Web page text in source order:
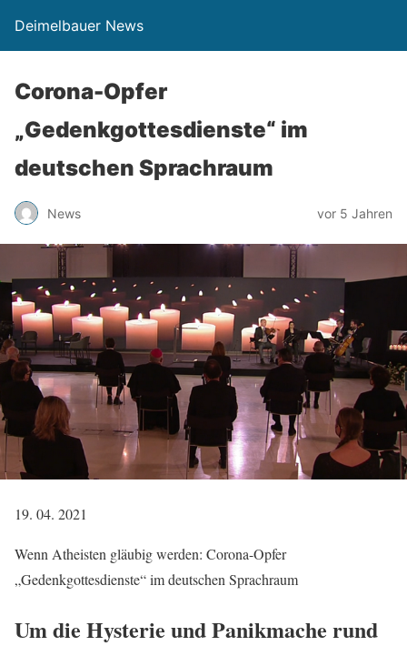
Deimelbauer News
Corona-Opfer
„Gedenkgottesdienste“ im
deutschen Sprachraum
News vor 5 Jahren
19. 04. 2021
Wenn Atheisten gläubig werden: Corona-Opfer
„Gedenkgottesdienste“ im deutschen Sprachraum
Um die Hysterie und Panikmache rund